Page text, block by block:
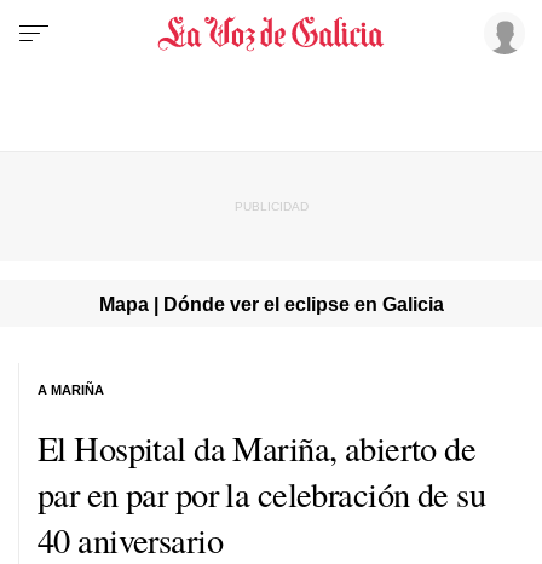
Mapa | Dónde ver el eclipse en Galicia
El Hospital da Mariña, abierto de
par en par por la celebración de su
40 aniversario
A MARIÑA